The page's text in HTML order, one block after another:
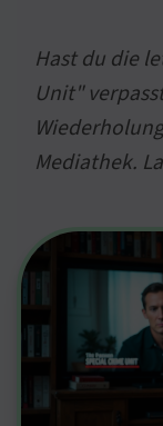
Hast du die
Unit"
Mediathek.